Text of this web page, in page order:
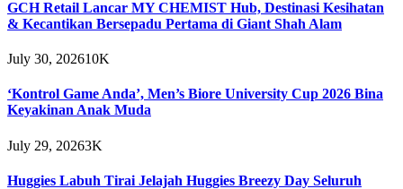
GCH Retail Lancar MY CHEMIST Hub, Destinasi Kesihatan
& Kecantikan Bersepadu Pertama di Giant Shah Alam
July 30, 202610K
‘Kontrol Game Anda’, Men’s Biore University Cup 2026 Bina
Keyakinan Anak Muda
July 29, 20263K
Huggies Labuh Tirai Jelajah Huggies Breezy Day Seluruh